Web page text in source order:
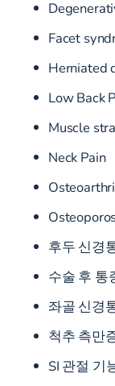
Facet
Herniated
Low Back
Muscle
Neck Pain
후두 신경
수술 후 통
좌골 신경
척추 측만
SI 관절 기